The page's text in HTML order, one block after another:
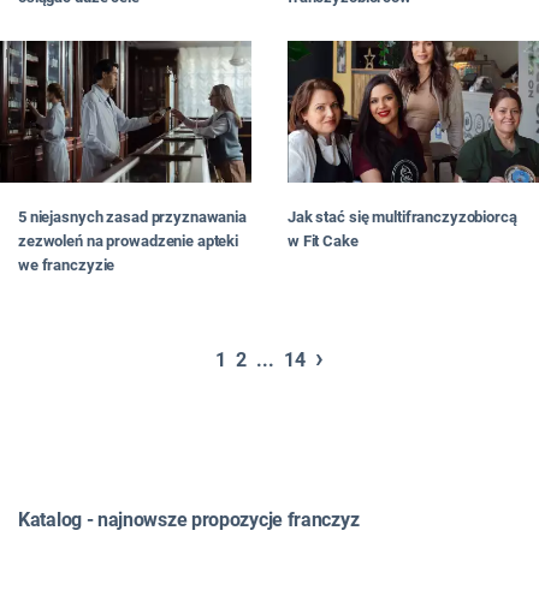
5 niejasnych zasad przyznawania
zezwoleń na prowadzenie apteki
we franczyzie
Jak stać się multifranczyzobiorcą
w Fit Cake
1 2 ... 14 ›
Katalog - najnowsze propozycje franczyz